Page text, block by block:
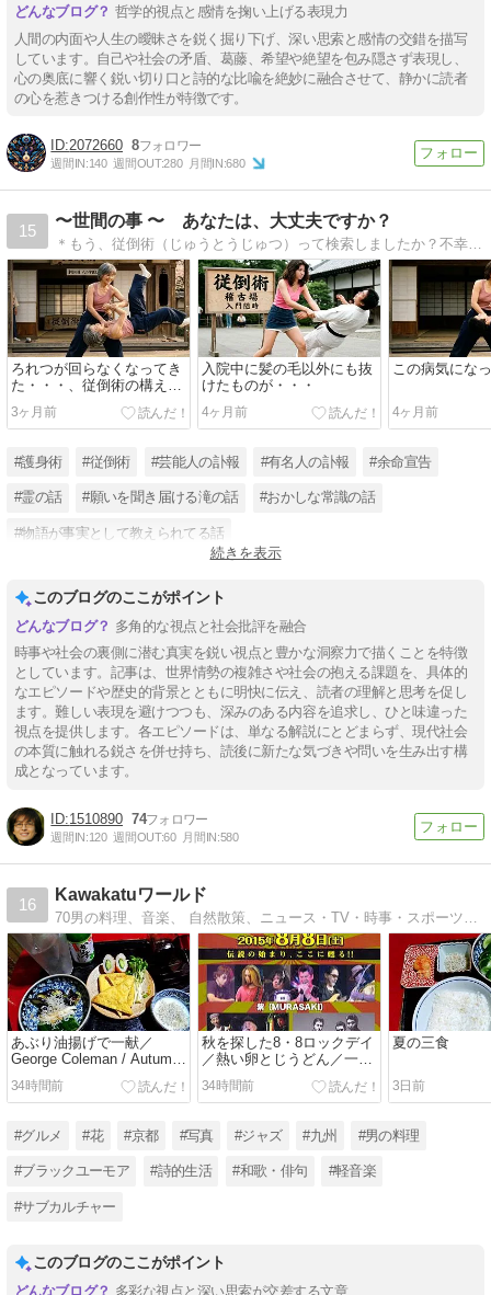
哲学的視点と感情を掬い上げる表現力
人間の内面や人生の曖昧さを鋭く掘り下げ、深い思索と感情の交錯を描写
しています。自己や社会の矛盾、葛藤、希望や絶望を包み隠さず表現し、
心の奥底に響く鋭い切り口と詩的な比喩を絶妙に融合させて、静かに読者
の心を惹きつける創作性が特徴です。
2072660 8
週間IN:140 週間OUT:280 月間IN:680
15
〜世間の事 〜 あなたは、大丈夫ですか？
＊もう、従倒術（じゅうとうじゅつ）って検索しましたか？不幸はたたみ掛け、容赦しません。しかし、その人生も運命なのでしょう。世間の事や人生のエピソードを中心にエッセイ。
ろれつが回らなくなってき
た・・・、従倒術の構えと
3ヶ月前
入院中に髪の毛以外にも抜
けたものが・・・
4ヶ月前
この病気にな
4ヶ月前
#護身術 #従倒術 #芸能人の訃報 #有名人の訃報 #余命宣告
#霊の話 #願いを聞き届ける滝の話 #おかしな常識の話
#物語が事実として教えられてる話
続きを表示
このブログのここがポイント
多角的な視点と社会批評を融合
時事や社会の裏側に潜む真実を鋭い視点と豊かな洞察力で描くことを特徴
としています。記事は、世界情勢の複雑さや社会の抱える課題を、具体的
なエピソードや歴史的背景とともに明快に伝え、読者の理解と思考を促し
ます。難しい表現を避けつつも、深みのある内容を追求し、ひと味違った
視点を提供します。各エピソードは、単なる解説にとどまらず、現代社会
の本質に触れる鋭さを併せ持ち、読後に新たな気づきや問いを生み出す構
成となっています。
1510890 74
週間IN:120 週間OUT:60 月間IN:580
16
Kawakatuワールド
70男の料理、音楽、 自然散策、ニュース・TV・時事・スポーツの愚痴や賛美とか、なんでもあり
あぶり油揚げで一献／
George Coleman / Autumn
In New York
34時間前
秋を探した8・8ロックデイ
／熱い卵とじうどん／一献
／真夏の夜の夢
34時間前
夏の三食
3日前
#グルメ #花 #京都 #写真 #ジャズ #九州 #男の料理
#ブラックユーモア #詩的生活 #和歌・俳句 #軽音楽
#サブカルチャー
このブログのここがポイント
多彩な視点と深い思索が交差する文章